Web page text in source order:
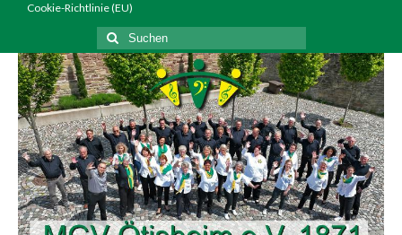
Cookie-Richtlinie (EU)
Suchen
nach: